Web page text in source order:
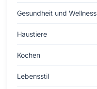
Gesundheit und Wellness
Haustiere
Kochen
Lebensstil